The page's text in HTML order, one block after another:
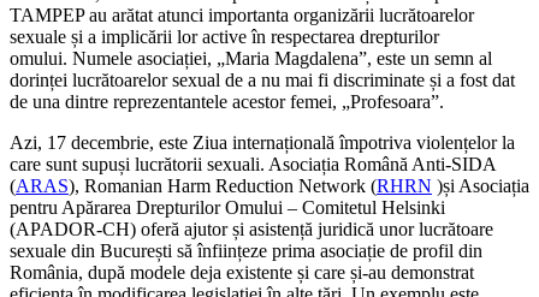
TAMPEP au arătat atunci importanta organizării lucrătoarelor
sexuale și a implicării lor active în respectarea drepturilor
omului. Numele asociației, „Maria Magdalena”, este un semn al
dorinței lucrătoarelor sexual de a nu mai fi discriminate și a fost dat
de una dintre reprezentantele acestor femei, „Profesoara”.
Azi, 17 decembrie, este Ziua internațională împotriva violențelor la
care sunt supuși lucrătorii sexuali. Asociația Română Anti-SIDA
(ARAS), Romanian Harm Reduction Network (RHRN )și Asociația
pentru Apărarea Drepturilor Omului – Comitetul Helsinki
(APADOR-CH) oferă ajutor și asistență juridică unor lucrătoare
sexuale din București să înființeze prima asociație de profil din
România, după modele deja existente și care și-au demonstrat